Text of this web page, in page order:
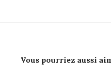
Vous pourriez aussi